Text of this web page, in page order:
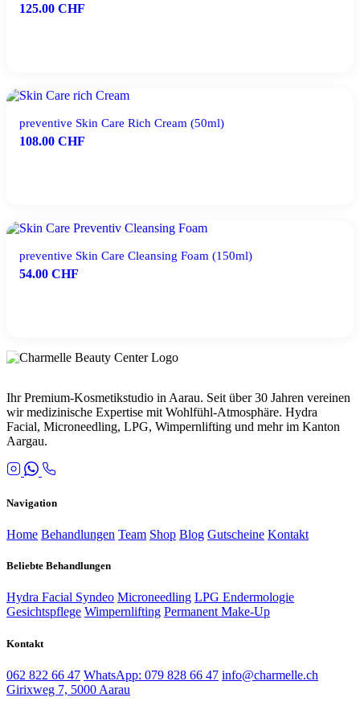
125.00 CHF
preventive Skin Care Rich Cream (50ml)
108.00 CHF
preventive Skin Care Cleansing Foam (150ml)
54.00 CHF
Ihr Premium-Kosmetikstudio in Aarau. Seit über 30 Jahren vereinen
wir medizinische Expertise mit Wohlfühl-Atmosphäre. Hydra
Facial, Microneedling, LPG, Wimpernlifting und mehr im Kanton
Aargau.
Navigation
Home Behandlungen Team Shop Blog Gutscheine Kontakt
Beliebte Behandlungen
Hydra Facial Syndeo Microneedling LPG Endermologie
Gesichtspflege Wimpernlifting Permanent Make-Up
Kontakt
062 822 66 47 WhatsApp: 079 828 66 47 info@charmelle.ch
Girixweg 7, 5000 Aarau